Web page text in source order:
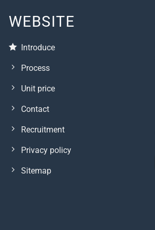
WEBSITE
Introduce
Process
Unit price
Contact
Recruitment
Privacy policy
Sitemap